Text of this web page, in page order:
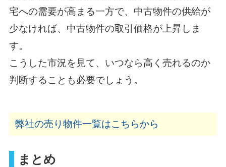
宅への需要が高まる一方で、中古物件の供給が
少なければ、中古物件の取引価格が上昇しま
す。
こうした市況を見て、いつなら高く売れるのか
判断することも必要でしょう。
弊社の売り物件一覧はこちらから
まとめ